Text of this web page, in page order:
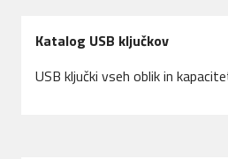
Katalog USB ključkov
USB ključki vseh oblik in